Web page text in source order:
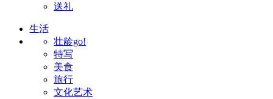
送礼
生活
壮龄go!
特写
美食
旅行
文化艺术